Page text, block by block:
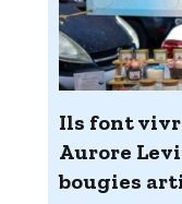
Ils font
Aurore
bougies